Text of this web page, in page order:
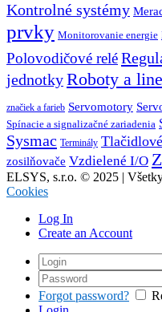
Kontrolné systémy
prvky Monitorovanie energie
Polovodičové relé
jednotkyRoboty a
značiek a farieb Servomotory
Spínacie a signalizačné zariadenia
Sysmac Terminály
zosilňovače Vzdielené I/O
ELSYS, s.r.o. © 2025 |
Cookies
Log In
Create an Account
Forgot password?